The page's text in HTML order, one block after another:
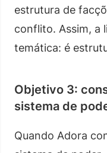
estrutura de
conflito. Assim, a
temática: é
Objetivo 3:
sistema de
Quando Adora